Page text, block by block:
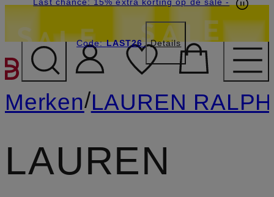
GA NAAR
Code:LAST26 Details
Merken/LAUREN
LAUREN